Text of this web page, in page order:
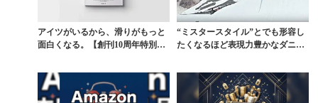
アイツがいるから、滑りがもっと
面白くなる。【創刊10周年特別企
“ミスタースタイル”とでも形容し
たくなるほど表現力豊かなダニ